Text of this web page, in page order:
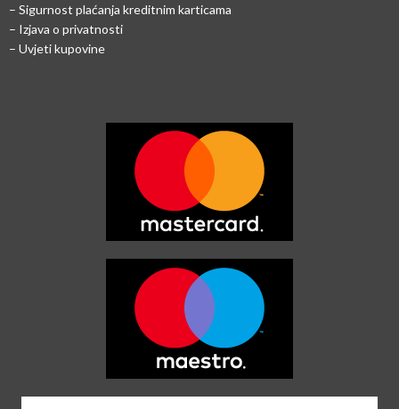
– Sigurnost plaćanja kreditnim karticama
– Izjava o privatnosti
– Uvjeti kupovine